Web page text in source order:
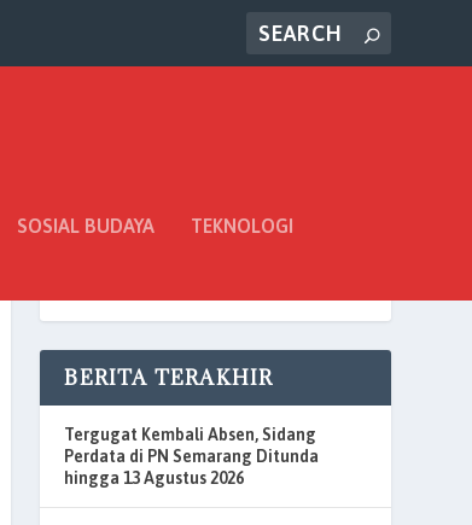
SOSIAL BUDAYA TEKNOLOGI
BERITA TERAKHIR
Tergugat Kembali Absen, Sidang
Perdata di PN Semarang Ditunda
hingga 13 Agustus 2026